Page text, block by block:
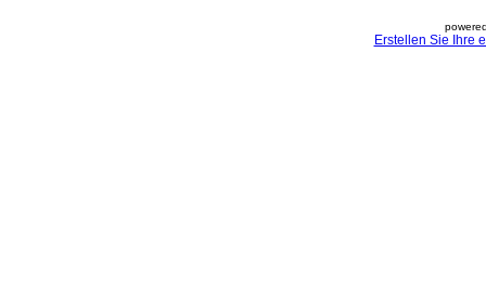
Erstellen Sie Ihre